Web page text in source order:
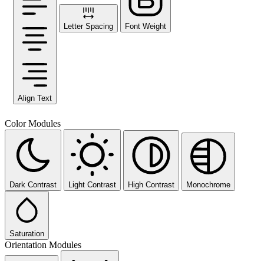
Align Text
Letter Spacing Font Weight
Color Modules
Dark Contrast Light Contrast High Contrast Monochrome
Saturation
Orientation Modules